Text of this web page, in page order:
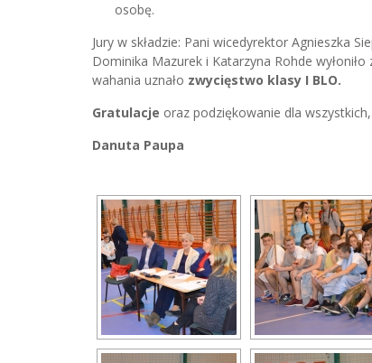
osobę.
Jury w składzie: Pani wicedyrektor Agnieszka
Dominika Mazurek i Katarzyna Rohde
wahania uznało zwycięstwo klasy I BLO.
Gratulacje oraz podziękowanie dla
Danuta Paupa